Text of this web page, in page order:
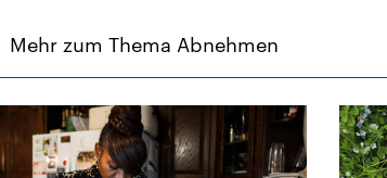
Mehr zum Thema Abnehmen